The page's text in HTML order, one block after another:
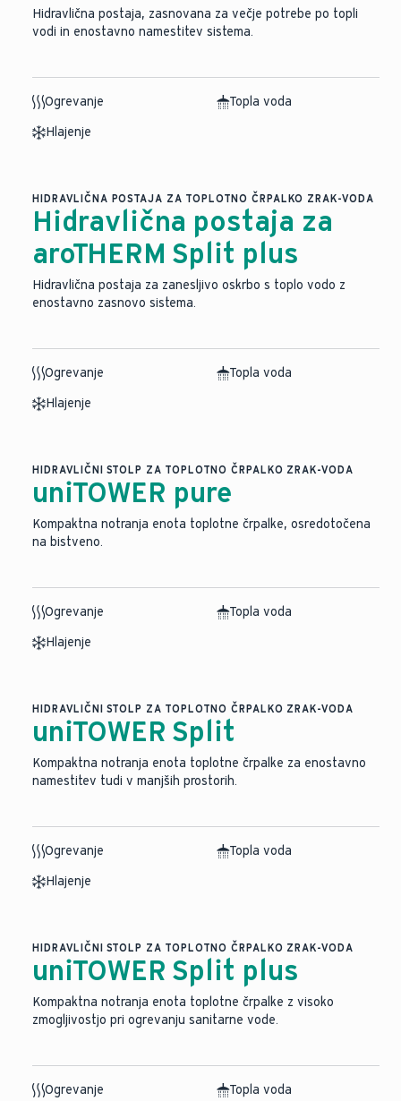
Hidravlična postaja, zasnovana za večje potrebe po topli
vodi in enostavno namestitev sistema.
Ogrevanje
Topla voda
Hlajenje
HIDRAVLIČNA POSTAJA ZA TOPLOTNO ČRPALKO ZRAK-VODA
Hidravlična postaja za
aroTHERM Split plus
Hidravlična postaja za zanesljivo oskrbo s toplo vodo z
enostavno zasnovo sistema.
Ogrevanje
Topla voda
Hlajenje
HIDRAVLIČNI STOLP ZA TOPLOTNO ČRPALKO ZRAK-VODA
uniTOWER pure
Kompaktna notranja enota toplotne črpalke, osredotočena
na bistveno.
Ogrevanje
Topla voda
Hlajenje
HIDRAVLIČNI STOLP ZA TOPLOTNO ČRPALKO ZRAK-VODA
uniTOWER Split
Kompaktna notranja enota toplotne črpalke za enostavno
namestitev tudi v manjših prostorih.
Ogrevanje
Topla voda
Hlajenje
HIDRAVLIČNI STOLP ZA TOPLOTNO ČRPALKO ZRAK-VODA
uniTOWER Split plus
Kompaktna notranja enota toplotne črpalke z visoko
zmogljivostjo pri ogrevanju sanitarne vode.
Ogrevanje Topla voda